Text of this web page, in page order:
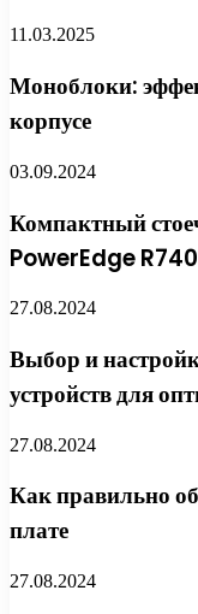
11.03.2025
Моноблоки:
корпусе
03.09.2024
Компактный
PowerEdge R740
27.08.2024
Выбор и
устройств для
27.08.2024
Как правильно
плате
27.08.2024